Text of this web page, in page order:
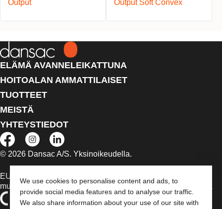
We use cookies to personalise content and ads, to
provide social media features and to analyse our traffic.
We also share information about your use of our site with
Output
Output Soft Convex
ELÄMÄ AVANNELEIKATTUNA
HOITOALAN AMMATTILAISET
TUOTTEET
MEISTÄ
YHTEYSTIEDOT
© 2026 Dansac A/S. Yksinoikeudella.
EU:n alueella myytävät lääkinnälliset laitteet on tapauksen
mukaan merkitty jommallakummalla seuraavista symboleista